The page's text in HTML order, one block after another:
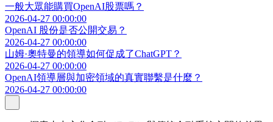
一般大眾能購買OpenAI股票嗎？
2026-04-27 00:00:00
OpenAI 股份是否公開交易？
2026-04-27 00:00:00
山姆·奧特曼的領導如何促成了ChatGPT？
2026-04-27 00:00:00
OpenAI領導層與加密領域的真實聯繫是什麼？
2026-04-27 00:00:00